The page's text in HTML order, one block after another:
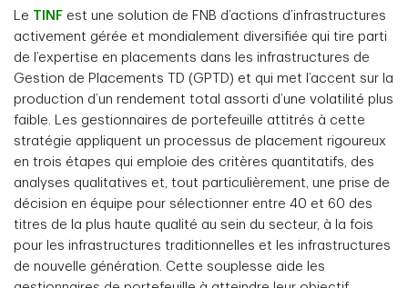
Le TINF est une solution de FNB d’actions d’infrastructures
activement gérée et mondialement diversifiée qui tire parti
de l’expertise en placements dans les infrastructures de
Gestion de Placements TD (GPTD) et qui met l’accent sur la
production d’un rendement total assorti d’une volatilité plus
faible. Les gestionnaires de portefeuille attitrés à cette
stratégie appliquent un processus de placement rigoureux
en trois étapes qui emploie des critères quantitatifs, des
analyses qualitatives et, tout particulièrement, une prise de
décision en équipe pour sélectionner entre 40 et 60 des
titres de la plus haute qualité au sein du secteur, à la fois
pour les infrastructures traditionnelles et les infrastructures
de nouvelle génération. Cette souplesse aide les